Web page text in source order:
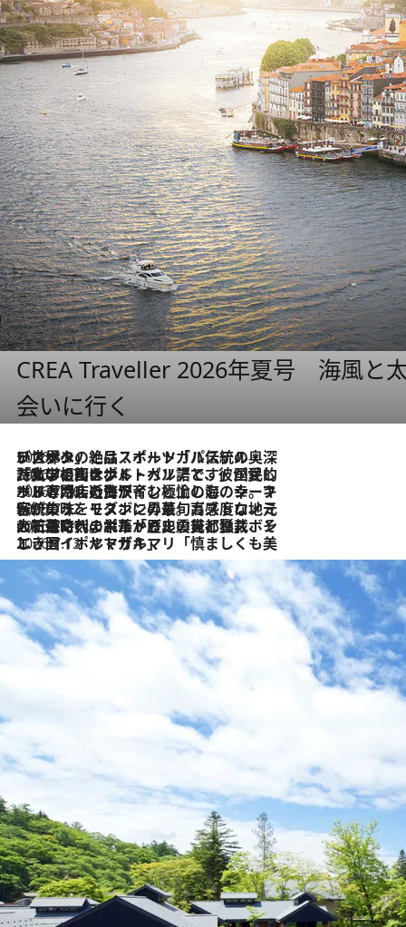
CREA Traveller 2026年夏号 海風と
会いに行く
2026.8.8
リスボンの絶品スイーツ「パステル・デ・ナタ」とは？ポルトガル伝統の奥深い世界へ
2026.7.27
「私の祖国はポルトガル語です」国民的詩人フェルナンド・ペソアと、彼が愛した文学の街を歩く
2026.7.26
ポルトガル近海が育む極上の海の幸。キリリと冷えた白ワインと愉しむ、シーフード専門店の贅沢
2026.7.22
伝統の味をモダンに昇華。高感度な地元客が集う、リスボンの最旬ガストロノミー
2026.7.21
大航海時代の栄華から、震災、独裁、そして革命へ。ポルトガル・首都リスボンの石畳に刻まれた「歴史の光と影」
2026.7.13
エッセイ・ヤマザキマリ「慎ましくも美しき国 ポルトガル」